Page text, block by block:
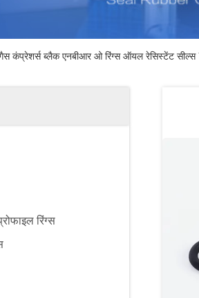
कंप्रेशर्स ब्लैक एनबीआर ओ रिंग्स ऑयल रेसिस्टेंट सील्स
रिंग्स